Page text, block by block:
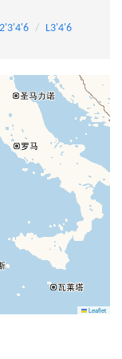
L3'4'6
Leaflet